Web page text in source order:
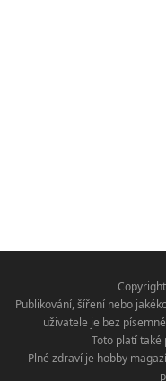
Publikování, šíření nebo
uživatele je bez
Toto platí také
Plné zdraví je hobby